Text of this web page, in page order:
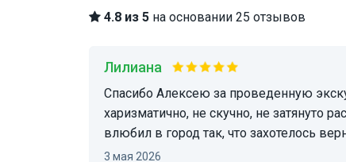
4.8 из 5 на основании 25 отзывов
Лилиана
спасибо Алексею за проведенную экскурсию «Ташкент - город контрастов». Интересно,
харизматично, не скучно, не затянуто
влюбил в город так, что захотелось
3 мая 2026